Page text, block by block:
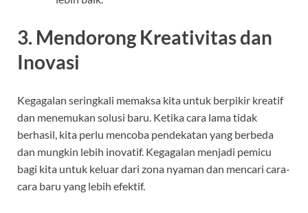
3. Mendorong Kreativitas dan
Inovasi
Kegagalan seringkali memaksa kita untuk berpikir kreatif
dan menemukan solusi baru. Ketika cara lama tidak
berhasil, kita perlu mencoba pendekatan yang berbeda
dan mungkin lebih inovatif. Kegagalan menjadi pemicu
bagi kita untuk keluar dari zona nyaman dan mencari cara-
cara baru yang lebih efektif.